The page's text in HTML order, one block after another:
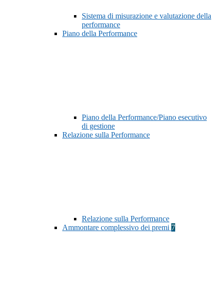
Sistema di misurazione e valutazione della
performance
Piano della Performance
Piano della Performance/Piano esecutivo
di gestione
Relazione sulla Performance
Relazione sulla Performance
Ammontare complessivo dei premi 7